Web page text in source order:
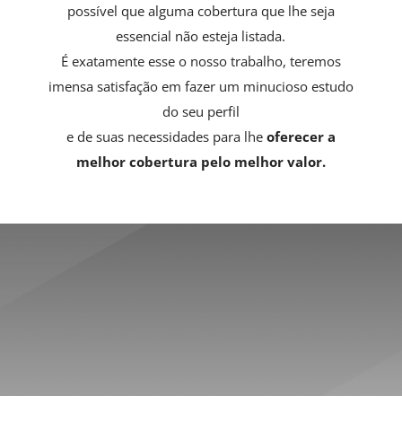
possível que alguma cobertura que lhe seja
essencial não esteja listada.
É exatamente esse o nosso trabalho, teremos
imensa satisfação em fazer um minucioso estudo
do seu perfil
e de suas necessidades para lheoferecer a
melhor cobertura pelo melhor valor.